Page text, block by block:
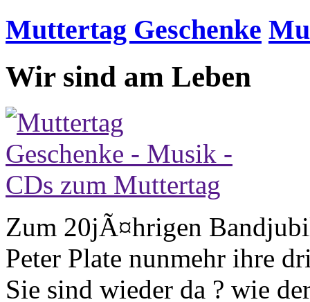
Muttertag Geschenke
Wir sind am Leben
Zum 20jÃ¤hrigen
Peter Plate nunmehr ihre
Sie sind wieder da ? wie